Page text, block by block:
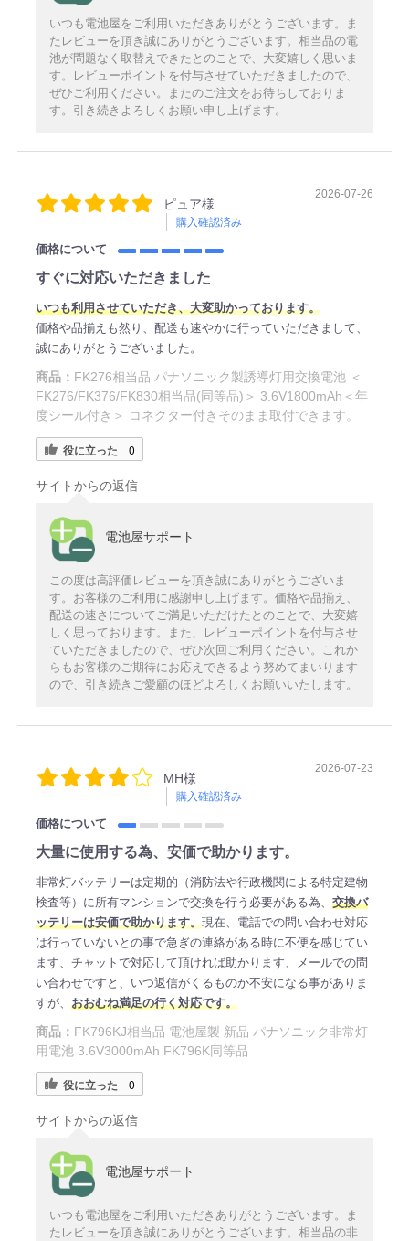
いつも電池屋をご利用いただきありがとうございます。ま
たレビューを頂き誠にありがとうございます。相当品の電
池が問題なく取替えできたとのことで、大変嬉しく思いま
す。レビューポイントを付与させていただきましたので、
ぜひご利用ください。またのご注文をお待ちしておりま
す。引き続きよろしくお願い申し上げます。
ピュア様
購入確認済み
2026-07-26
価格について
すぐに対応いただきました
いつも利用させていただき、大変助かっております。
価格や品揃えも然り、配送も速やかに行っていただきまして、
誠にありがとうございました。
商品： FK276相当品 パナソニック製誘導灯用交換電池 ＜
FK276/FK376/FK830相当品(同等品)＞ 3.6V1800mAh＜年
度シール付き＞ コネクター付きそのまま取付できます。
役に立った 0
サイトからの返信
電池屋サポート
この度は高評価レビューを頂き誠にありがとうございま
す。お客様のご利用に感謝申し上げます。価格や品揃え、
配送の速さについてご満足いただけたとのことで、大変嬉
しく思っております。また、レビューポイントを付与させ
ていただきましたので、ぜひ次回ご利用ください。これか
らもお客様のご期待にお応えできるよう努めてまいります
ので、引き続きご愛顧のほどよろしくお願いいたします。
MH様
購入確認済み
2026-07-23
価格について
大量に使用する為、安価で助かります。
非常灯バッテリーは定期的（消防法や行政機関による特定建物
検査等）に所有マンションで交換を行う必要がある為、 交換バ
ッテリーは安価で助かります。現在、電話での問い合わせ対応
は行っていないとの事で急ぎの連絡がある時に不便を感じてい
ます、チャットで対応して頂ければ助かります、メールでの問
い合わせですと、いつ返信がくるものか不安になる事がありま
すが、 おおむね満足の行く対応です。
商品： FK796KJ相当品 電池屋製 新品 パナソニック非常灯
用電池 3.6V3000mAh FK796K同等品
役に立った 0
サイトからの返信
電池屋サポート
いつも電池屋をご利用いただきありがとうございます。ま
たレビューを頂き誠にありがとうございます。相当品の非